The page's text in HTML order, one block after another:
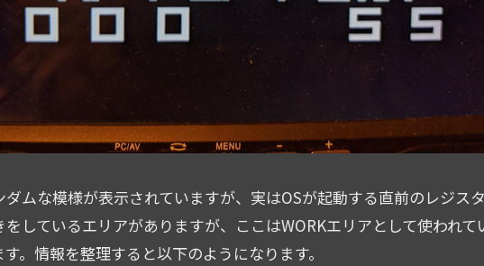
ダムな模様が表示されていますが、実はOSが起動する直前のレジス
をしているエリアがありますが、ここはWORKエリアとして使われ
。情報を整理すると以下のようになります。